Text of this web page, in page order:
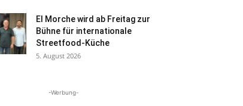
El Morche wird ab Freitag zur
Bühne für internationale
Streetfood-Küche
5. August 2026
-Werbung-